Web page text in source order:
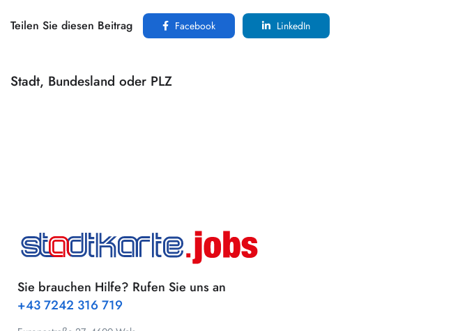
Teilen Sie diesen Beitrag Facebook LinkedIn
Stadt, Bundesland oder PLZ
Sie brauchen Hilfe? Rufen Sie uns an
+43 7242 316 719